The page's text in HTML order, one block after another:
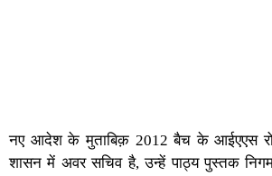
नए आदेश के मुताबिक़ 2012 बैच के आईएएस
शासन में अवर सचिव है, उन्हें पाठ्य पुस्तक